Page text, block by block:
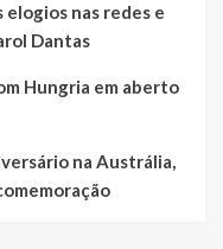
elogios nas redes e
Dantas
Hungria em aberto
na Austrália,